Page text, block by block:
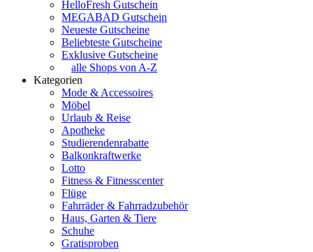
HelloFresh Gutschein
MEGABAD Gutschein
Neueste Gutscheine
Beliebteste Gutscheine
Exklusive Gutscheine
alle Shops von A-Z
Kategorien
Mode & Accessoires
Möbel
Urlaub & Reise
Apotheke
Studierendenrabatte
Balkonkraftwerke
Lotto
Fitness & Fitnesscenter
Flüge
Fahrräder & Fahrradzubehör
Haus, Garten & Tiere
Schuhe
Gratisproben